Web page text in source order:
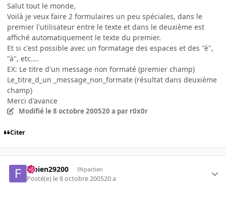
Salut tout le monde,
Voilà je veux faire 2 formulaires un peu spéciales, dans le
premier l'utilisateur entre le texte et dans le deuxième est
affiché automatiquement le texte du premier.
Et si c'est possible avec un formatage des espaces et des "è",
"à", etc....
EX: Le titre d'un message non formaté (premier champ)
Le_titre_d_un _message_non_formate (résultat dans deuxième
champ)
Merci d'avance
Modifié le 8 octobre 200520 a par r0x0r
Citer
fabien29200 INpactien
Posté(e) le 8 octobre 200520 a